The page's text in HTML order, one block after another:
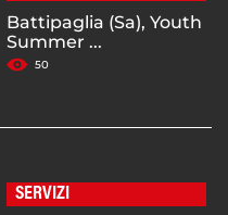
Battipaglia (Sa), Youth
Summer ...
50
SERVIZI